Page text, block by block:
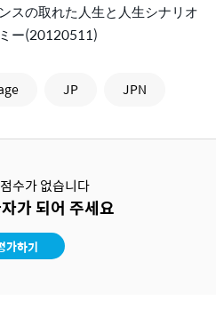
スの取れた人生と人生シナリオ
ー(20120511)
JP JPN
수가 없습니다
가 되어 주세요
가하기